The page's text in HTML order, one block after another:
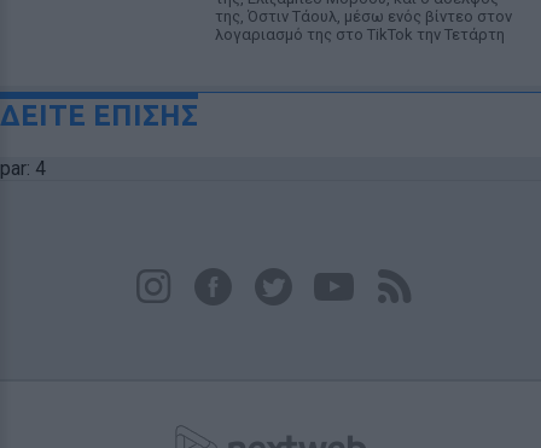
της, Όστιν Τάουλ, μέσω ενός βίντεο στον
λογαριασμό της στο TikTok την Τετάρτη
ΔΕΙΤΕ ΕΠΙΣΗΣ
par: 4